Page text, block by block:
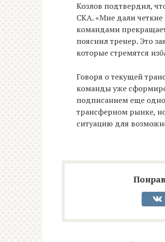
Козлов подтвердил,
СКА. «Мне дали
командами
пояснил тренер. Это
которые стремятся
Говоря о текущей
команды уже
подписанием еще
трансферном рынке,
ситуацию для